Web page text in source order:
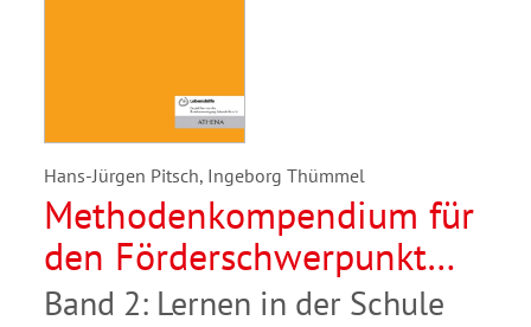
Hans-Jürgen Pitsch, Ingeborg Thümmel
Methodenkompendium für
den Förderschwerpunkt
geistige Entwicklung
Band 2: Lernen in der Schule